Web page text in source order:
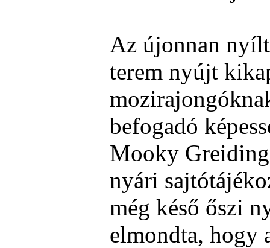
Az újonnan
terem nyújt
befogadó
Mooky
nyári
még késő őszi
elmondta, hogy